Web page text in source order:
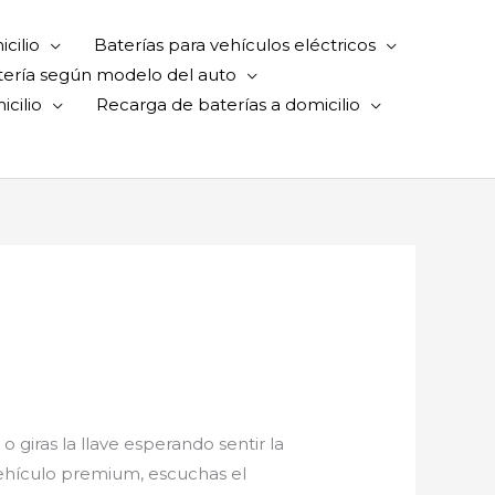
Baterías para vehículos eléctricos
según modelo del auto
Recarga de baterías a domicilio
giras la llave esperando sentir la
premium, escuchas el